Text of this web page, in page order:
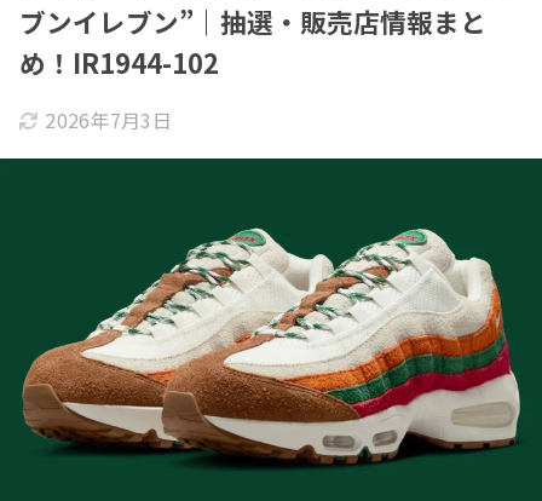
ブンイレブン”｜抽選・販売店情報まと
め！IR1944-102
2026年7月3日